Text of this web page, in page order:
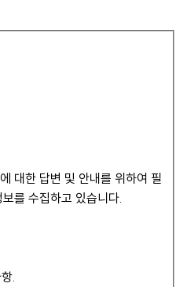
대한 답변 및 안내를 위하여 필
를 수집하고 있습니다.
.